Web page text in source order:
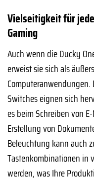
Vielseitigkeit für
Gaming
Auch wenn die Ducky
erweist sie sich als
Switches eignen sich
es beim Schreiben von
Erstellung von
Beleuchtung kann auch
Tastenkombinationen in
werden, was Ihre